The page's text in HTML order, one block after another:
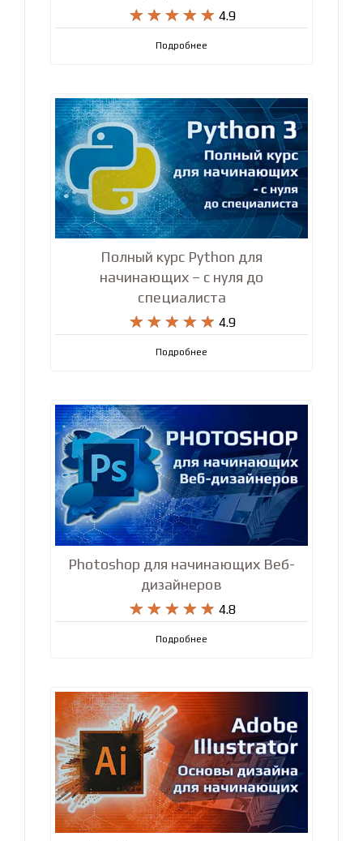
    
     4.9
Подробнее
Полный курс Python для
начинающих – с нуля до
специалиста
    
     4.9
Подробнее
Photoshop для начинающих Веб-
дизайнеров
    
     4.8
Подробнее